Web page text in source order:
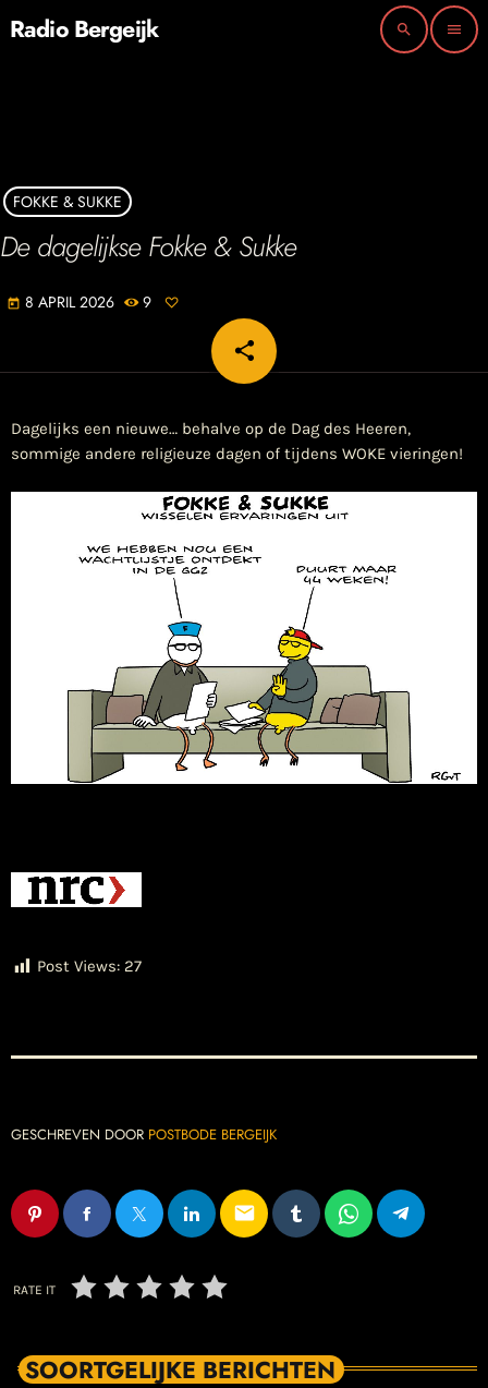
Radio Bergeijk search menu
FOKKE & SUKKE
De dagelijkse Fokke & Sukke
today 8 APRIL 2026 9
share
email
Dagelijks een nieuwe… behalve op de Dag des Heeren,
sommige andere religieuze dagen of tijdens WOKE vieringen!
Post Views: 27
GESCHREVEN DOOR POSTBODE BERGEIJK
email
RATE IT
SOORTGELIJKE BERICHTEN